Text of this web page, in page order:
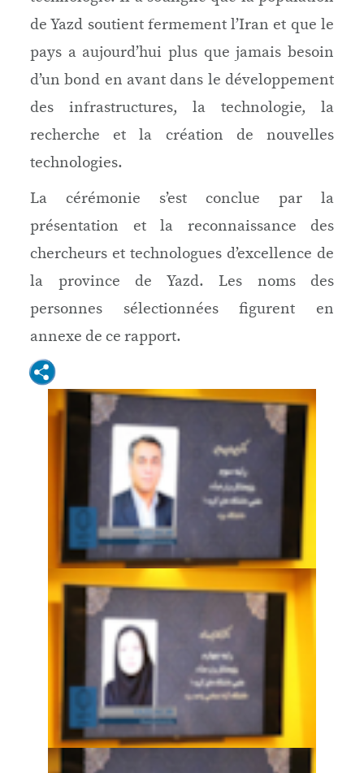
de Yazd soutient fermement l’Iran et que le
pays a aujourd’hui plus que jamais besoin
d’un bond en avant dans le développement
des infrastructures, la technologie, la
recherche et la création de nouvelles
technologies.
La cérémonie s’est conclue par la
présentation et la reconnaissance des
chercheurs et technologues d’excellence de
la province de Yazd. Les noms des
personnes sélectionnées figurent en
annexe de ce rapport.